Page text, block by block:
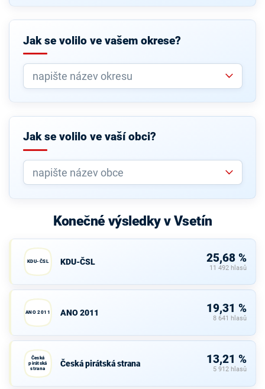
Jak se volilo ve vašem okrese?
Jak se volilo ve vaší obci?
Konečné výsledky v Vsetín
KDU-ČSL KDU-ČSL 25,68 %
11 492 hlasů
ANO 2011 ANO 2011 19,31 %
8 641 hlasů
Česká
pirátská
strana
Česká pirátská strana 13,21 %
5 912 hlasů